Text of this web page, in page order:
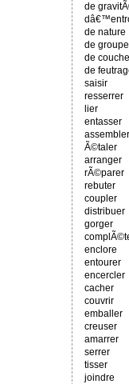
de
de nature
de groupe
de couche
de
saisir
resserrer
lier
entasser
assembler
Ã©taler
arranger
rÃ©parer
rebuter
coupler
distribuer
gorger
enclore
entourer
encercler
cacher
couvrir
emballer
creuser
amarrer
serrer
tisser
joindre